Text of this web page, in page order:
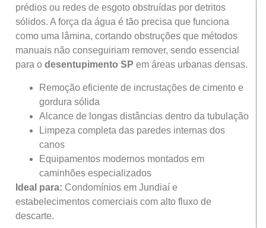
prédios ou redes de esgoto obstruídas por detritos
sólidos. A força da água é tão precisa que funciona
como uma lâmina, cortando obstruções que métodos
manuais não conseguiriam remover, sendo essencial
para o desentupimento SP em áreas urbanas densas.
Remoção eficiente de incrustações de cimento e
gordura sólida
Alcance de longas distâncias dentro da tubulação
Limpeza completa das paredes internas dos
canos
Equipamentos modernos montados em
caminhões especializados
Ideal para: Condomínios em Jundiaí e
estabelecimentos comerciais com alto fluxo de
descarte.